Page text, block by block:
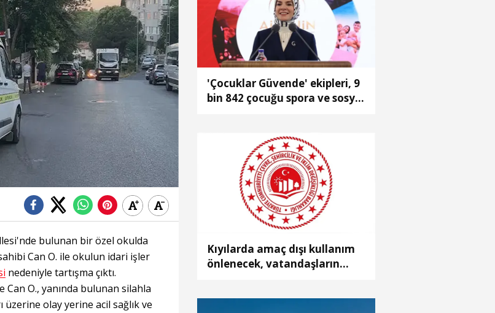
bulunan bir özel okulda
Can O. ile okulun idari işler
nedeniyle tartışma çıktı.
Can O., yanında bulunan silahla
olay yerine acil sağlık ve
'Çocuklar Güvende' ekipleri, 9
bin 842 çocuğu spora ve sosyal
Kıyılarda amaç dışı kullanım
önlenecek, vatandaşların